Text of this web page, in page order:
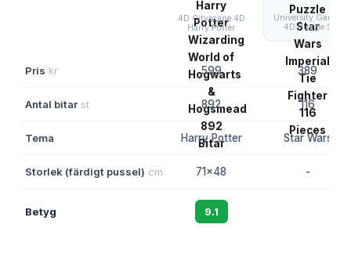
4D Cityscape 4D
Harry Potter
University Games
4D Puzzle S
Pris kr 599 389
Antal bitar st 892 116
Tema Harry Potter Star Wars
Storlek (färdigt pussel) cm 71x48 -
Betyg 9.1